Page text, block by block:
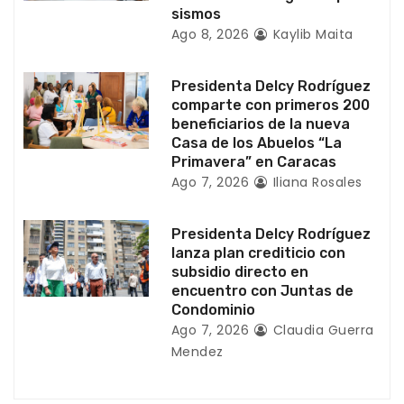
r
a
d
s
sismos
Ago 8, 2026 Kaylib Maita
Presidenta Delcy Rodríguez
comparte con primeros 200
beneficiarios de la nueva
Casa de los Abuelos “La
Primavera” en Caracas
Ago 7, 2026 Iliana Rosales
Presidenta Delcy Rodríguez
lanza plan crediticio con
subsidio directo en
encuentro con Juntas de
Condominio
Ago 7, 2026
Claudia Guerra
Mendez